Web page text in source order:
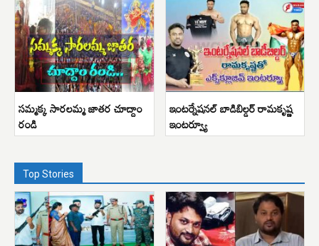
సమ్మక్క సారలమ్మ జాతర చూద్దాం
రండి
ఇంటర్నేషనల్ బాడిబిల్డర్ రామకృష్ణ
ఇంటర్వ్యూ
Top Stories